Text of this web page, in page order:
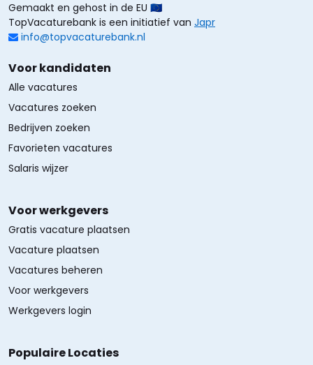
Gemaakt en gehost in de EU 🇪🇺
TopVacaturebank is een initiatief van Japr
info@topvacaturebank.nl
Voor kandidaten
Alle vacatures
Vacatures zoeken
Bedrijven zoeken
Favorieten vacatures
Salaris wijzer
Voor werkgevers
Gratis vacature plaatsen
Vacature plaatsen
Vacatures beheren
Voor werkgevers
Werkgevers login
Populaire Locaties